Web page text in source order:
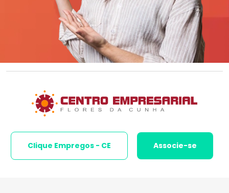
Clique Empregos - CE Associe-se